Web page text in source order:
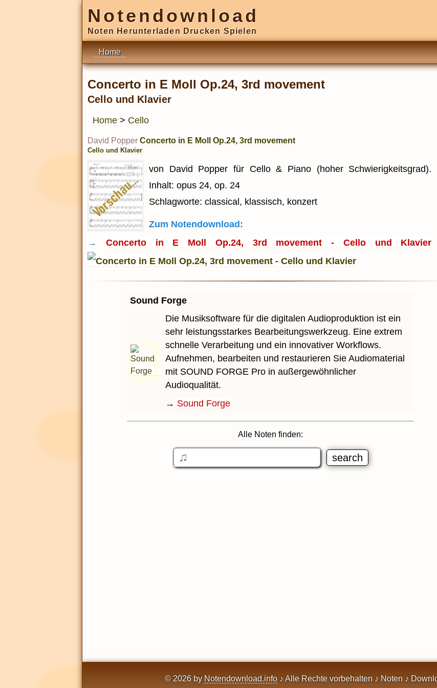
Notendownload
Noten Herunterladen Drucken Spielen
Home
Concerto in E Moll Op.24, 3rd movement
Cello und Klavier
Home > Cello
David Popper Concerto in E Moll Op.24, 3rd movement
Cello und Klavier
von David Popper für Cello & Piano (hoher Schwierigkeitsgrad).
Inhalt: opus 24, op. 24
Schlagworte: classical, klassisch, konzert
Zum Notendownload:
→ Concerto in E Moll Op.24, 3rd movement - Cello und Klavier
Sound Forge
Die Musiksoftware für die digitalen Audioproduktion ist ein
sehr leistungsstarkes Bearbeitungswerkzeug. Eine extrem
schnelle Verarbeitung und ein innovativer Workflows.
Aufnehmen, bearbeiten und restaurieren Sie Audiomaterial
mit SOUND FORGE Pro in außergewöhnlicher
Audioqualität.
→ Sound Forge
Alle Noten finden:
© 2026 by Notendownload.info♪ Alle Rechte vorbehalten ♪ Noten ♪